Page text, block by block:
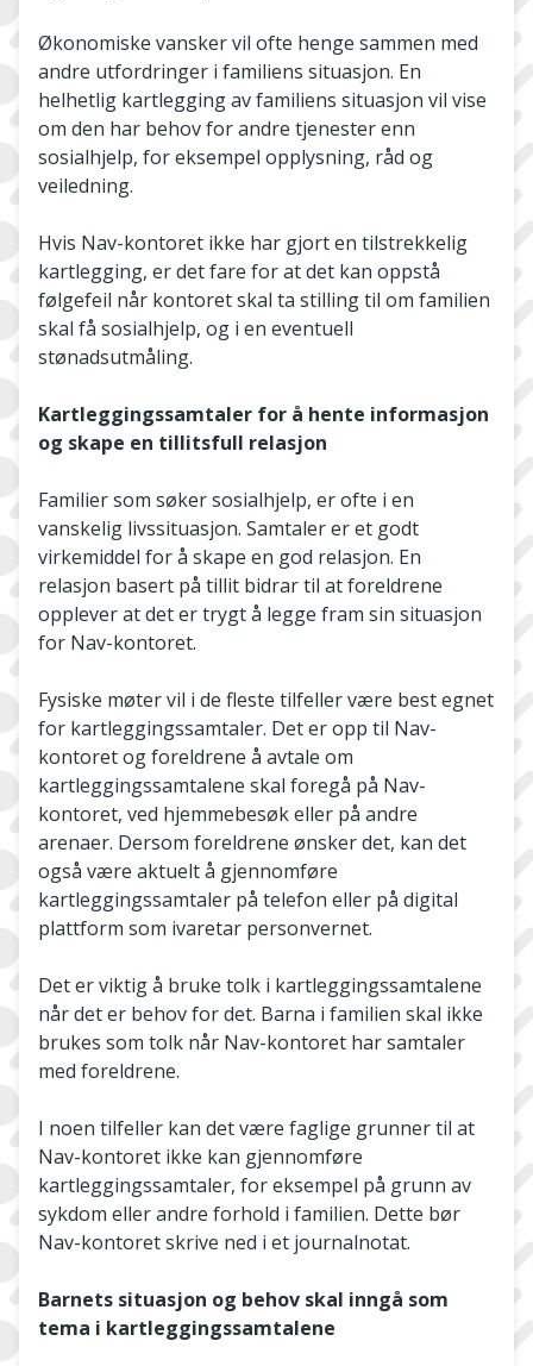
Økonomiske vansker vil ofte henge sammen med
andre utfordringer i familiens situasjon. En
helhetlig kartlegging av familiens situasjon vil vise
om den har behov for andre tjenester enn
sosialhjelp, for eksempel opplysning, råd og
veiledning.
Hvis Nav-kontoret ikke har gjort en tilstrekkelig
kartlegging, er det fare for at det kan oppstå
følgefeil når kontoret skal ta stilling til om familien
skal få sosialhjelp, og i en eventuell
stønadsutmåling.
Kartleggingssamtaler for å hente informasjon
og skape en tillitsfull relasjon
Familier som søker sosialhjelp, er ofte i en
vanskelig livssituasjon. Samtaler er et godt
virkemiddel for å skape en god relasjon. En
relasjon basert på tillit bidrar til at foreldrene
opplever at det er trygt å legge fram sin situasjon
for Nav-kontoret.
Fysiske møter vil i de fleste tilfeller være best egnet
for kartleggingssamtaler. Det er opp til Nav-
kontoret og foreldrene å avtale om
kartleggingssamtalene skal foregå på Nav-
kontoret, ved hjemmebesøk eller på andre
arenaer. Dersom foreldrene ønsker det, kan det
også være aktuelt å gjennomføre
kartleggingssamtaler på telefon eller på digital
plattform som ivaretar personvernet.
Det er viktig å bruke tolk i kartleggingssamtalene
når det er behov for det. Barna i familien skal ikke
brukes som tolk når Nav-kontoret har samtaler
med foreldrene.
I noen tilfeller kan det være faglige grunner til at
Nav-kontoret ikke kan gjennomføre
kartleggingssamtaler, for eksempel på grunn av
sykdom eller andre forhold i familien. Dette bør
Nav-kontoret skrive ned i et journalnotat.
Barnets situasjon og behov skal inngå som
tema i kartleggingssamtalene